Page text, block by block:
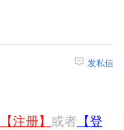
发私信
【注册】 或者 【登